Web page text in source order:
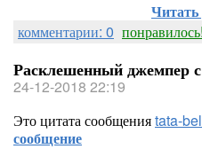
Читать
комментарии: 0 понравилось!
Расклешенный джемпер
24-12-2018 22:19
Это цитата сообщенияtata-
сообщение